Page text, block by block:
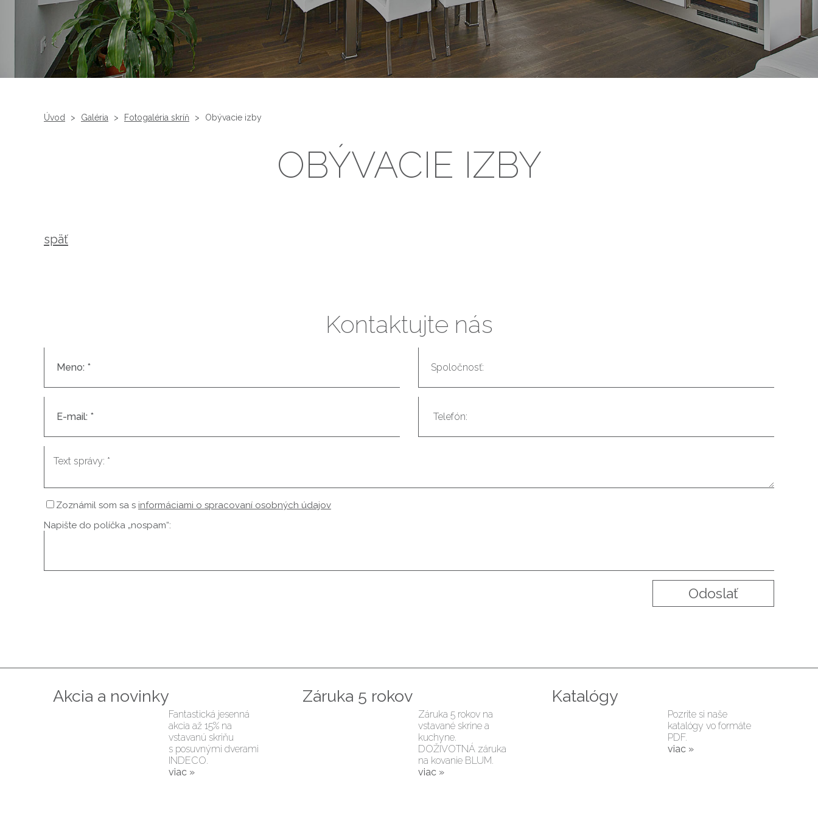
Úvod > Galéria > Fotogaléria skríň > Obývacie izby
OBÝVACIE IZBY
späť
Kontaktujte nás
Zoznámil som sa s informáciami o spracovaní osobných údajov
Napište do políčka „nospam“:
Akcia a novinky
Fantastická jesenná
akcia až 15% na
vstavanú skriňu
s posuvnými dverami
INDECO.
viac »
Záruka 5 rokov
Záruka 5 rokov na
vstavané skrine a
kuchyne.
DOŽIVOTNÁ záruka
na kovanie BLUM.
viac »
Katalógy
Pozrite si naše
katalógy vo formáte
PDF.
viac »